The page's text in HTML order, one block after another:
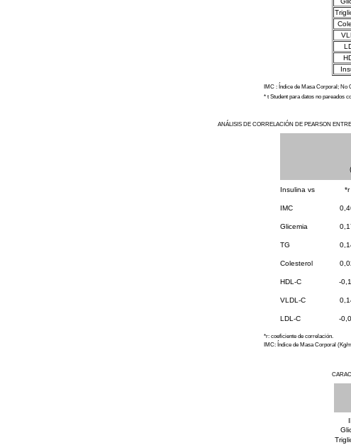
IMC : Índice de Masa Corporal; No
* t Student para datos no pareados
ANÁLISIS DE CORRELACIÓN DE PEARSON
Insulina vs *r
IMC
Glicemia
TG
Colesterol
HDL-C -
VLDL-C
LDL-C -
*r: coeficiente de correlación.
IMC: Índice de Masa Corporal (Kg/